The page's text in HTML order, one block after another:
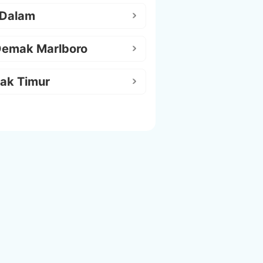
Marlboro
Timur